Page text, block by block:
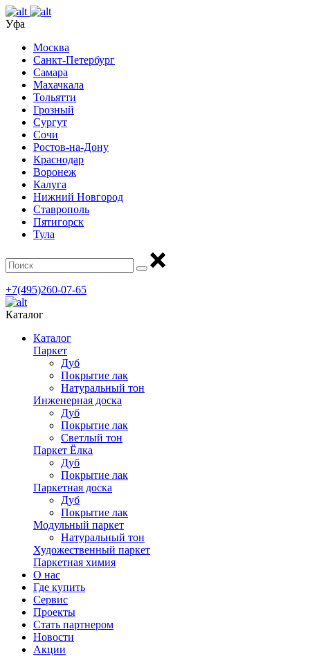
Уфа
Москва
Санкт-Петербург
Самара
Махачкала
Тольятти
Грозный
Сургут
Сочи
Ростов-на-Дону
Краснодар
Воронеж
Калуга
Нижний Новгород
Ставрополь
Пятигорск
Тула
+7(495)260-07-65
Каталог
Каталог
Паркет
Дуб
Покрытие лак
Натуральный тон
Инженерная доска
Дуб
Покрытие лак
Светлый тон
Паркет Ёлка
Дуб
Покрытие лак
Паркетная доска
Дуб
Покрытие лак
Модульный паркет
Натуральный тон
Художественный паркет
Паркетная химия
О нас
Где купить
Сервис
Проекты
Стать партнером
Новости
Акции